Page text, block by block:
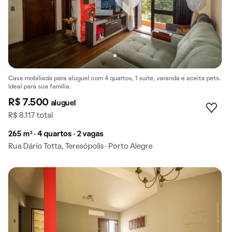
Casa mobiliada para aluguel com 4 quartos, 1 suíte, varanda e aceita pets.
Ideal para sua família.
R$ 7.500 aluguel
R$ 8.117 total
265 m² · 4 quartos · 2 vagas
Rua Dário Totta, Teresópolis · Porto Alegre